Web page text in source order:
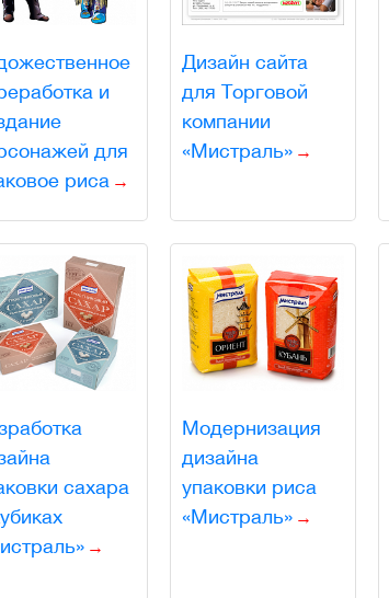
и
для
риса
Дизайн сайта
для Торговой
компании
«Мистраль»
сахара
Модернизация
дизайна
упаковки риса
«Мистраль»